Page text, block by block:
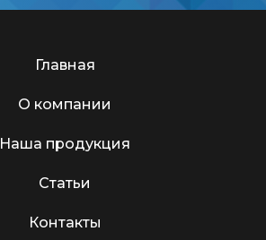
Главная
О компании
Наша продукция
Статьи
Контакты